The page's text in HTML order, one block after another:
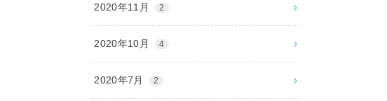
2020年11月 2
2020年10月 4
2020年7月 2